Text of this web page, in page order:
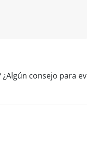
consejo para